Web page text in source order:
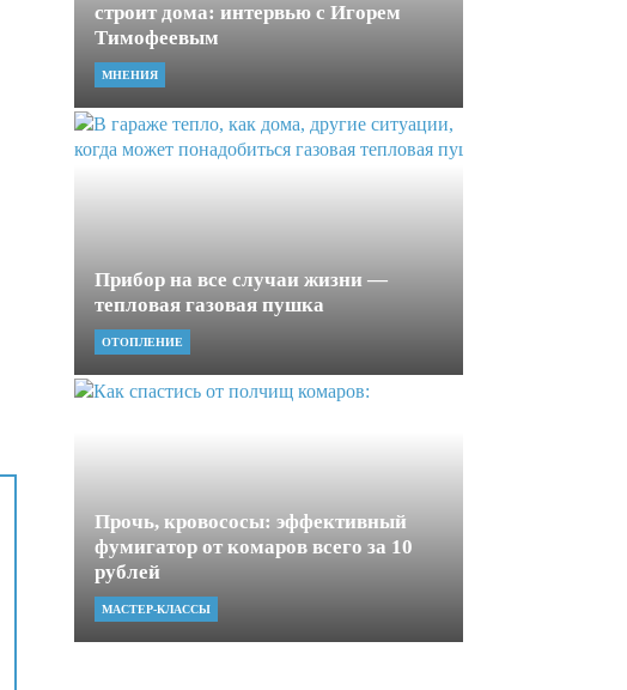
строит дома: интервью с Игорем
Тимофеевым
МНЕНИЯ
Прибор на все случаи жизни —
тепловая газовая пушка
ОТОПЛЕНИЕ
Прочь, кровососы: эффективный
фумигатор от комаров всего за 10
рублей
МАСТЕР-КЛАССЫ